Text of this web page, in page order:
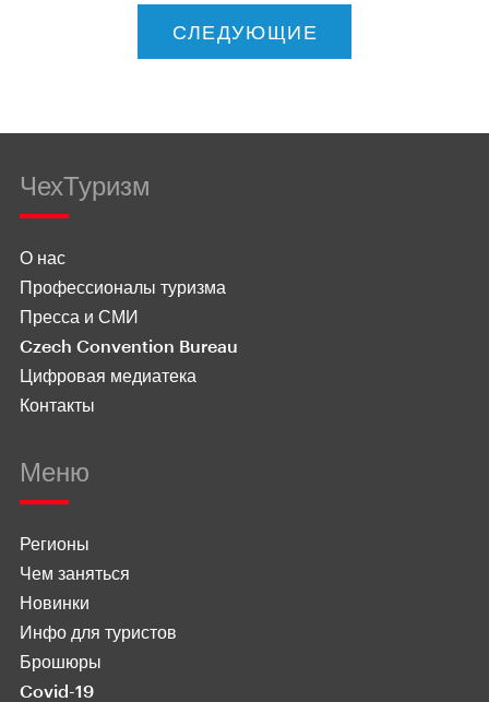
СЛЕДУЮЩИЕ
ЧехТуризм
О нас
Профессионалы туризма
Пресса и СМИ
Czech Convention Bureau
Цифровая медиатека
Контакты
Меню
Регионы
Чем заняться
Новинки
Инфо для туристов
Брошюры
Covid-19